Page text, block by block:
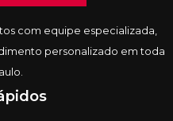
com equipe especializada,
personalizado em toda